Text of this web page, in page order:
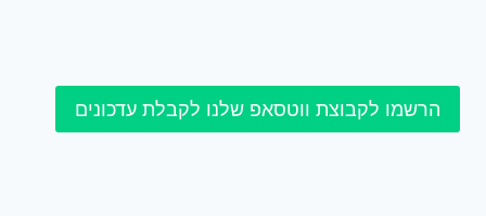
הרשמו לקבוצת ווטסאפ שלנו לקבלת עדכונים